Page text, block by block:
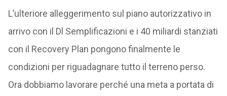
L’ulteriore alleggerimento sul piano autorizzativo in
arrivo con il Dl Semplificazioni e i 40 miliardi stanziati
con il Recovery Plan pongono finalmente le
condizioni per riguadagnare tutto il terreno perso.
Ora dobbiamo lavorare perché una meta a portata di